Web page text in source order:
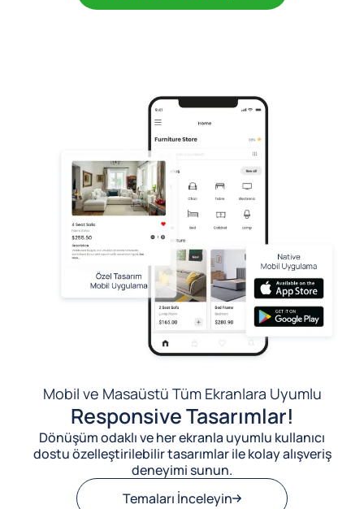
Mobil ve Masaüstü Tüm Ekranlara Uyumlu
Responsive Tasarımlar!
Dönüşüm odaklı ve her ekranla uyumlu kullanıcı
dostu özelleştirilebilir tasarımlar ile kolay alışveriş
deneyimi sunun.
Temaları İnceleyin